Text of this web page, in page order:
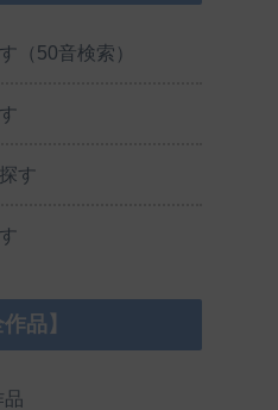
（50音検索）
す
品】
品